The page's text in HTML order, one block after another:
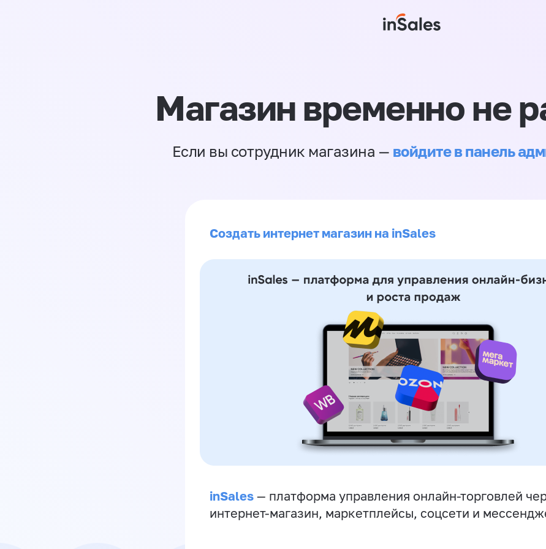
Магазин временно не
Если вы сотрудник магазина — войдите в панель
Создать интернет магазин на inSales
inSales — платформа управления онлайн-торговлей
интернет-магазин, маркетплейсы, соцсети и